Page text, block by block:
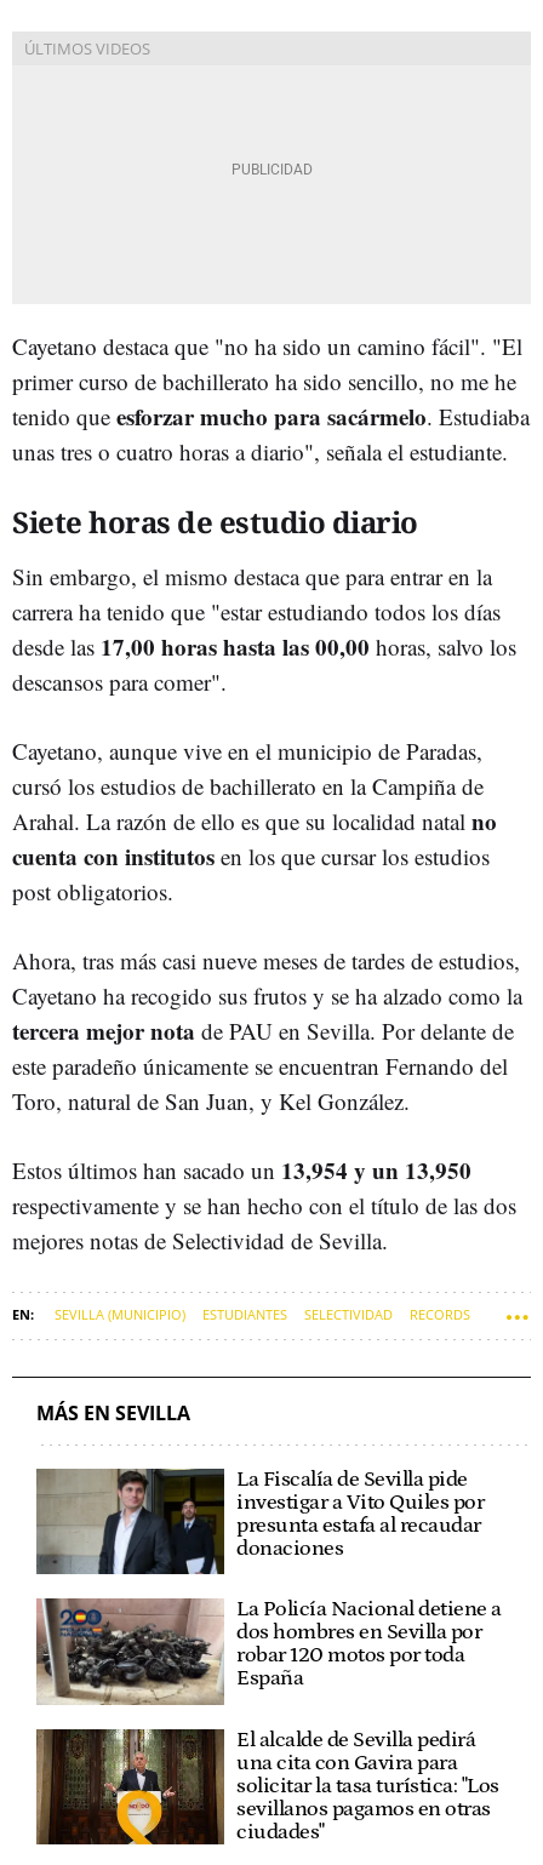
Cayetano destaca que "no ha sido un camino fácil". "El
primer curso de bachillerato ha sido sencillo, no me he
tenido que esforzar mucho para sacármelo. Estudiaba
unas tres o cuatro horas a diario", señala el estudiante.
Siete horas de estudio diario
Sin embargo, el mismo destaca que para entrar en la
carrera ha tenido que "estar estudiando todos los días
desde las 17,00 horas hasta las 00,00 horas, salvo los
descansos para comer".
Cayetano, aunque vive en el municipio de Paradas,
cursó los estudios de bachillerato en la Campiña de
Arahal. La razón de ello es que su localidad natal no
cuenta con institutos en los que cursar los estudios
post obligatorios.
Ahora, tras más casi nueve meses de tardes de estudios,
Cayetano ha recogido sus frutos y se ha alzado como la
tercera mejor nota de PAU en Sevilla. Por delante de
este paradeño únicamente se encuentran Fernando del
Toro, natural de San Juan, y Kel González.
Estos últimos han sacado un 13,954 y un 13,950
respectivamente y se han hecho con el título de las dos
mejores notas de Selectividad de Sevilla.
SEVILLA (MUNICIPIO) ESTUDIANTES SELECTIVIDAD RECORDS
MÁS EN SEVILLA
La Fiscalía de Sevilla pide
investigar a Vito Quiles por
presunta estafa al recaudar
donaciones
La Policía Nacional detiene a
dos hombres en Sevilla por
robar 120 motos por toda
España
El alcalde de Sevilla pedirá
una cita con Gavira para
solicitar la tasa turística: "Los
sevillanos pagamos en otras
ciudades"